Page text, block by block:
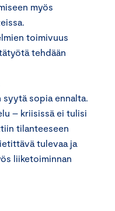
myös
toimivuus
tehdään
sopia ennalta.
– kriisissä ei tulisi
tilanteeseen
tulevaa ja
liiketoiminnan